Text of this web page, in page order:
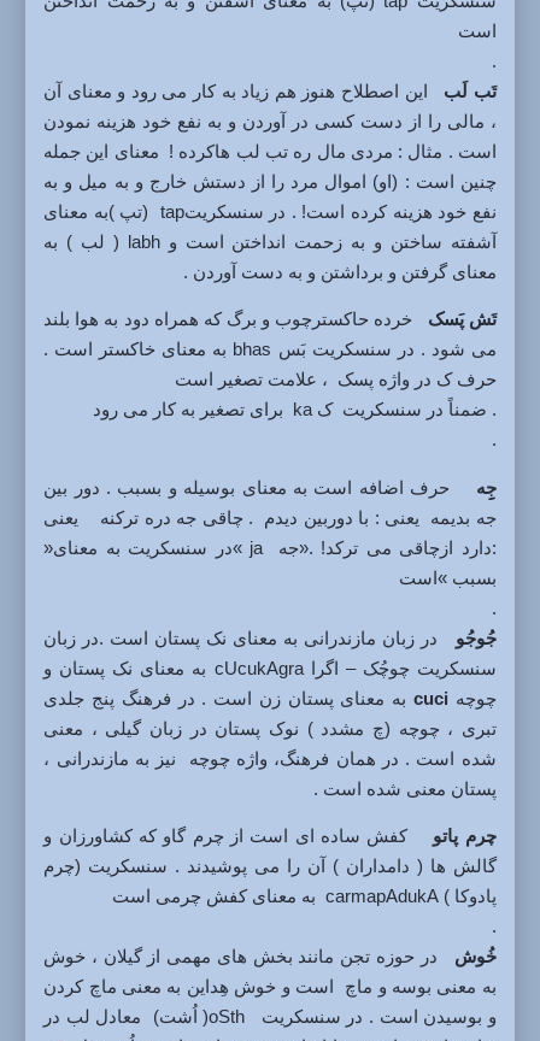
است
.
تَب لَب
این اصطلاح هنوز هم زیاد به کار می رود و معنای آن
، مالی را از دست کسی در آوردن و به نفع خود هزینه نمودن
است . مثال : مردی مال ره تب لب هاکرده ! معنای این جمله
چنین است : (او) اموال مرد را از دستش خارج و به میل و به
نفع خود هزینه کرده است! . در سنسکریتtap (تپ )به معنای
آشفته ساختن و به زحمت انداختن است و labh ( لب ) به
معنای گرفتن و برداشتن و به دست آوردن .
تَش پَسک خرده حاکسترچوب و برگ که همراه دود به هوا بلند
می شود . در سنسکریت بَس bhas به معنای خاکستر است .
حرف ک در واژه پسک ، علامت تصغیر است
. ضمناً در سنسکریت ک ka برای تصغیر به کار می رود
.
جِِه
حرف اضافه است به معنای بوسیله و بسبب . دور بین
جه بدیمه یعنی : با دوربین دیدم . چاقی جه دره ترکنه یعنی
:دارد ازچاقی می ترکد! .«جه ja »در سنسکریت به معنای«
بسبب »است
.
جُوجُو در زبان مازندرانی به معنای نک پستان است .در زبان
سنسکریت چوچُک – اگرا cUcukAgra به معنای نک پستان و
چوچه cuciبه معنای پستان زن است . در فرهنگ پنج جلدی
تبری ، چوچه (چ مشدد ) نوک پستان در زبان گیلی ، معنی
شده است . در همان فرهنگ، واژه چوچه نیز به مازندرانی ،
پستان معنی شده است .
چرم پاتو
کفش ساده ای است از چرم گاو که کشاورزان و
گالش ها ( دامداران ) آن را می پوشیدند . سنسکریت (چرم
پادوکا ) carmapAdukA به معنای کفش چرمی است
.
خُوش در حوزه تجن مانند بخش های مهمی از گیلان ، خوش
به معنی بوسه و ماچ است و خوش هِداین به معنی ماچ کردن
و بوسیدن است . در سنسکریت oSth( اُشت) معادل لب در